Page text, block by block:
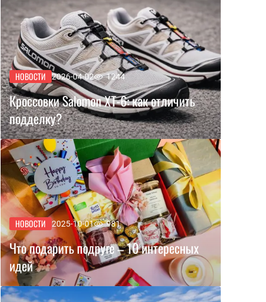
НОВОСТИ 2026-04-02 1244
Кроссовки Salomon XT-6: как отличить
подделку?
НОВОСТИ 2025-10-01 981
Что подарить подруге – 10 интересных
идей